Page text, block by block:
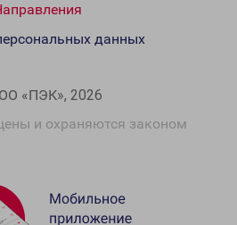
«ПЭК», 2026
и охраняются законом
данных